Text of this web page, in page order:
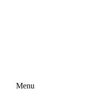
Menu